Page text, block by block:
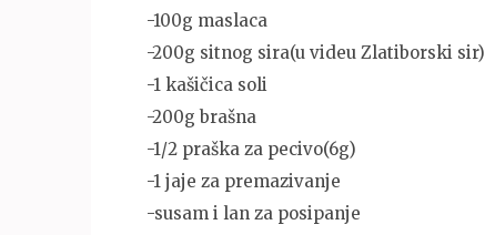
-100g maslaca
-200g sitnog sira(u videu Zlatiborski sir)
-1 kašičica soli
-200g brašna
-1/2 praška za pecivo(6g)
-1 jaje za premazivanje
-susam i lan za posipanje